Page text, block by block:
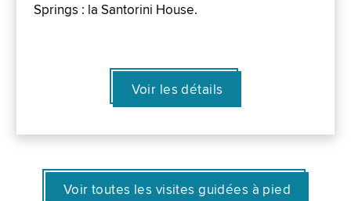
Springs : la Santorini House.
Voir les détails
Voir toutes les visites guidées à pied